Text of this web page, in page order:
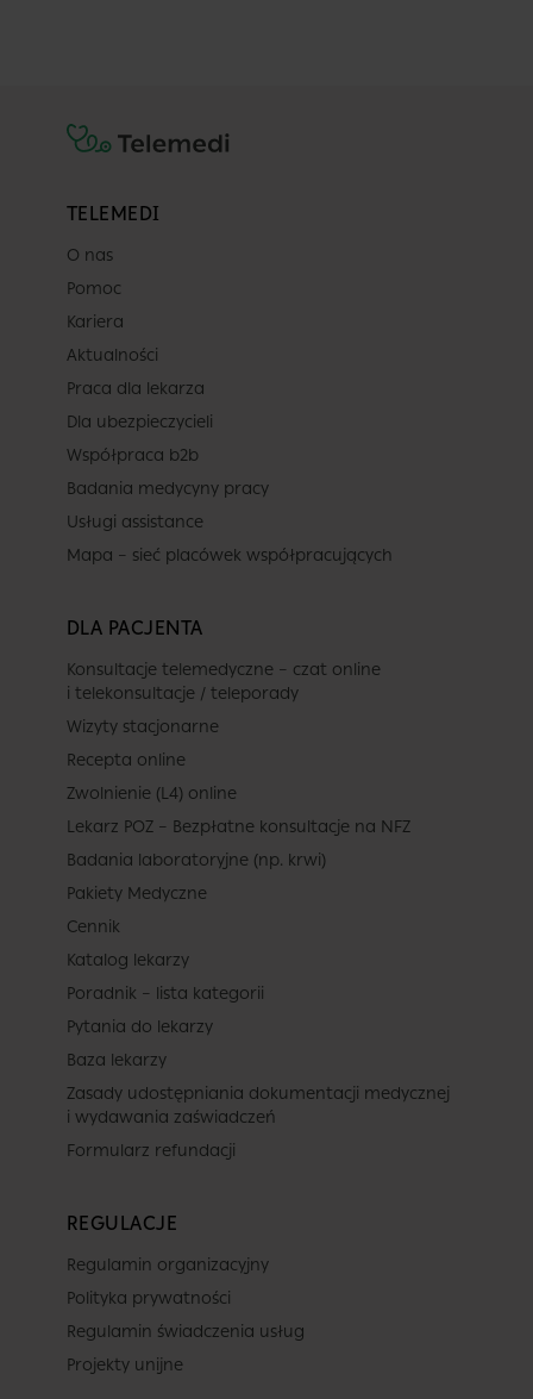
TELEMEDI
O nas
Pomoc
Kariera
Aktualności
Praca dla lekarza
Dla ubezpieczycieli
Współpraca b2b
Badania medycyny pracy
Usługi assistance
Mapa – sieć placówek współpracujących
DLA PACJENTA
Konsultacje telemedyczne – czat online
i telekonsultacje / teleporady
Wizyty stacjonarne
Recepta online
Zwolnienie (L4) online
Lekarz POZ – Bezpłatne konsultacje na NFZ
Badania laboratoryjne (np. krwi)
Pakiety Medyczne
Cennik
Katalog lekarzy
Poradnik – lista kategorii
Pytania do lekarzy
Baza lekarzy
Zasady udostępniania dokumentacji medycznej
i wydawania zaświadczeń
Formularz refundacji
REGULACJE
Regulamin organizacyjny
Polityka prywatności
Regulamin świadczenia usług
Projekty unijne